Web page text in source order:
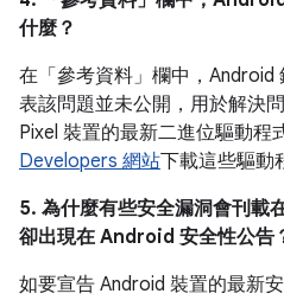
什麼？
在「參考資料」 欄中，Android
表該問題並未公開，用於解決
Pixel 裝置的最新二進位驅動程
Developers 網站下載這些驅動
5. 為什麼有些安全漏洞會刊載
卻出現在 Android 安全性公告
如要宣告 Android 裝置的最新